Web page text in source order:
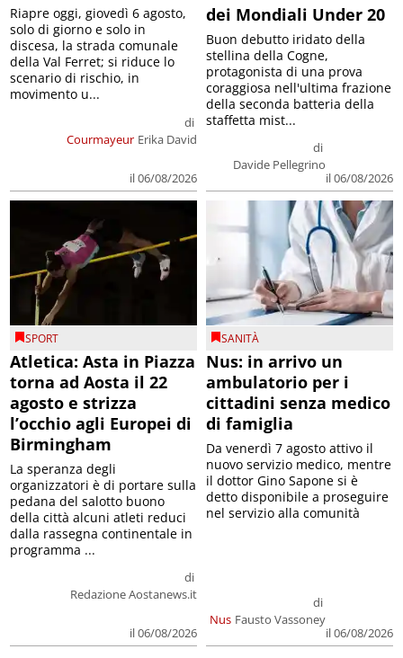
Courmayeur
di
Erika David
il 06/08/2026
Riapre oggi, giovedì 6 agosto,
solo di giorno e solo in
discesa, la strada comunale
della Val Ferret; si riduce lo
scenario di rischio, in
movimento u...
dei Mondiali Under 20
di
Davide Pellegrino
il 06/08/2026
Buon debutto iridato della
stellina della Cogne,
protagonista di una prova
coraggiosa nell'ultima frazione
della seconda batteria della
staffetta mist...
SPORT
Atletica: Asta in Piazza
torna ad Aosta il 22
agosto e strizza
l’occhio agli Europei di
Birmingham
di
Redazione Aostanews.it
il 06/08/2026
La speranza degli
organizzatori è di portare sulla
pedana del salotto buono
della città alcuni atleti reduci
dalla rassegna continentale in
programma ...
SANITÀ
Nus: in arrivo un
ambulatorio per i
cittadini senza medico
di famiglia
Nus
di
Fausto Vassoney
il 06/08/2026
Da venerdì 7 agosto attivo il
nuovo servizio medico, mentre
il dottor Gino Sapone si è
detto disponibile a proseguire
nel servizio alla comunità